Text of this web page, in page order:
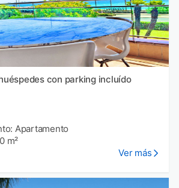
con parking incluído
Apartamento
m²
Ver más